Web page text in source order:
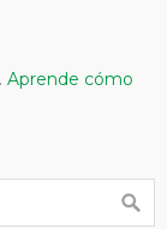
Aprende cómo